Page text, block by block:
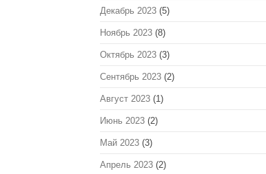
Декабрь 2023 (5)
Ноябрь 2023 (8)
Октябрь 2023 (3)
Сентябрь 2023 (2)
Август 2023 (1)
Июнь 2023 (2)
Май 2023 (3)
Апрель 2023 (2)